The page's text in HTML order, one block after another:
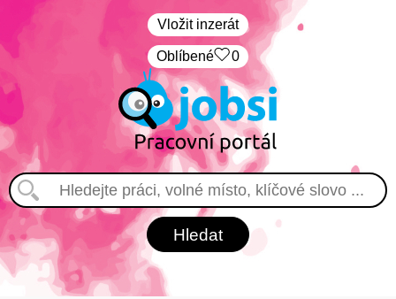
Vložit inzerát
Oblíbené 0